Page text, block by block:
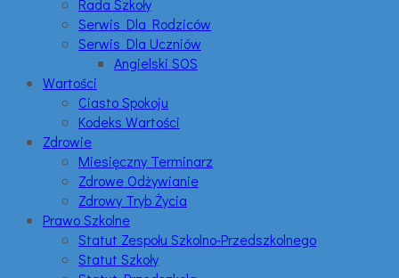
Rada Szkoły
Serwis Dla Rodziców
Serwis Dla Uczniów
Angielski SOS
Wartości
Ciasto Spokoju
Kodeks Wartości
Zdrowie
Miesięczny Terminarz
Zdrowe Odżywianie
Zdrowy Tryb Życia
Prawo Szkolne
Statut Zespołu Szkolno-Przedszkolnego
Statut Szkoły